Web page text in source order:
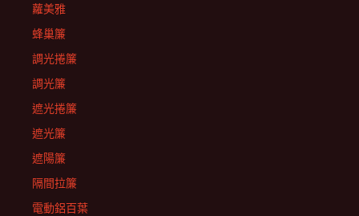
蘿美雅
蜂巢簾
調光捲簾
調光簾
遮光捲簾
遮光簾
遮陽簾
隔間拉簾
電動鋁百葉